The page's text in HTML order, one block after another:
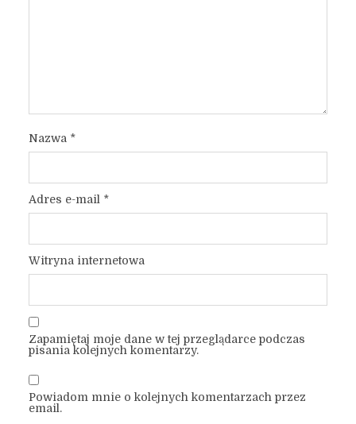
Nazwa *
Adres e-mail *
Witryna internetowa
Zapamiętaj moje dane w tej przeglądarce podczas
pisania kolejnych komentarzy.
Powiadom mnie o kolejnych komentarzach przez
email.